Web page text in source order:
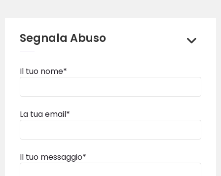
Segnala Abuso
Il tuo nome*
La tua email*
Il tuo messaggio*